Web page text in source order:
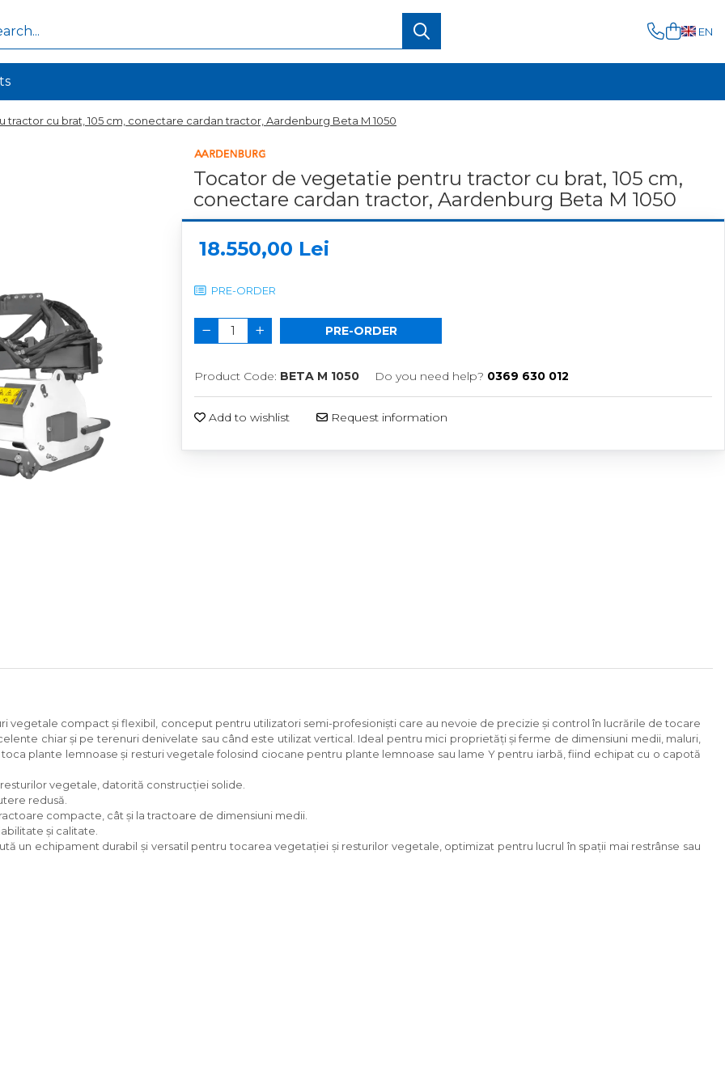
EN
cu brat, 105 cm, conectare cardan tractor, Aardenburg Beta M 1050
Tocator de vegetatie pentru tractor cu brat, 105 cm,
conectare cardan tractor, Aardenburg Beta M 1050
18.550,00 Lei
PRE-ORDER
PRE-ORDER
Product Code: BETA M 1050 Do you need help? 0369 630 012
Add to wishlist Request information
vegetale compact și flexibil, conceput pentru utilizatori semi-profesioniști care au nevoie de precizie și control în lucrările de tocare
chiar și pe terenuri denivelate sau când este utilizat vertical. Ideal pentru mici proprietăți și ferme de dimensiuni medii, maluri,
plante lemnoase și resturi vegetale folosind ciocane pentru plante lemnoase sau lame Y pentru iarbă, fiind echipat cu o capotă
vegetale, datorită construcției solide.
redusă.
compacte, cât și la tractoare de dimensiuni medii.
și calitate.
un echipament durabil și versatil pentru tocarea vegetației și resturilor vegetale, optimizat pentru lucrul în spații mai restrânse sau